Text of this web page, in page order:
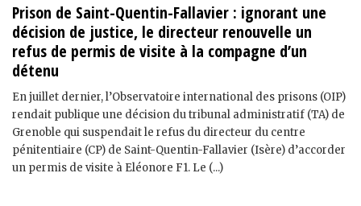
Prison de Saint-Quentin-Fallavier : ignorant une
décision de justice, le directeur renouvelle un
refus de permis de visite à la compagne d’un
détenu
En juillet dernier, l’Observatoire international des prisons (OIP)
rendait publique une décision du tribunal administratif (TA) de
Grenoble qui suspendait le refus du directeur du centre
pénitentiaire (CP) de Saint-Quentin-Fallavier (Isère) d’accorder
un permis de visite à Eléonore F1. Le (...)